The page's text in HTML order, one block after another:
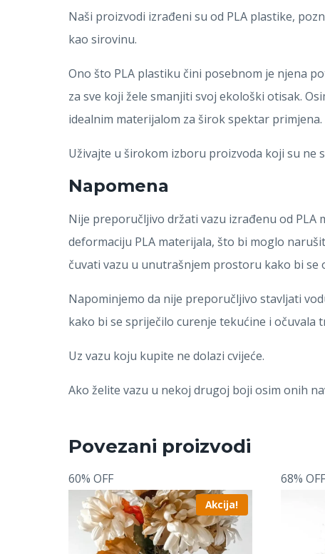
Naši proizvodi izrađeni su od PLA plastike,
kao sirovinu.
Ono što PLA plastiku čini posebnom je njena
za sve koji žele smanjiti svoj ekološki otisak.
idealnim materijalom za širok spektar primjena.
Uživajte u širokom izboru proizvoda koji su ne
Napomena
Nije preporučljivo držati vazu izrađenu od PLA
deformaciju PLA materijala, što bi moglo
čuvati vazu u unutrašnjem prostoru kako bi
Napominjemo da nije preporučljivo stavljati
kako bi se spriječilo curenje tekućine i očuvala
Uz vazu koju kupite ne dolazi cvijeće.
Ako želite vazu u nekoj drugoj boji osim onih
Povezani proizvodi
60% OFF
Akcija!
68% OFF